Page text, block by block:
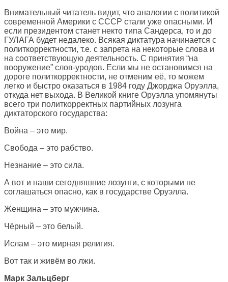
Внимательный читатель видит, что аналогии с политикой
современной Америки с СССР стали уже опасными. И
если президентом станет некто типа Сандерса, то и до
ГУЛАГА будет недалеко. Всякая диктатура начинается с
политкорректности, т.е. с запрета на некоторые слова и
на соответствующую деятельность. С принятия “на
вооружение” слов-уродов. Если мы не остановимся на
дороге политкорректности, не отменим её, то можем
легко и быстро оказаться в 1984 году Джорджа Оруэлла,
откуда нет выхода. В Великой книге Оруэлла упомянуты
всего три политкорректных партийных лозунга
диктаторского государства:
Война – это мир.
Свобода – это рабство.
Незнание – это сила.
А вот и наши сегодняшние лозунги, с которыми не
соглашаться опасно, как в государстве Оруэлла.
Женщина – это мужчина.
Чёрный – это белый.
Ислам – это мирная религия.
Вот так и живём во лжи.
Марк Зальцберг